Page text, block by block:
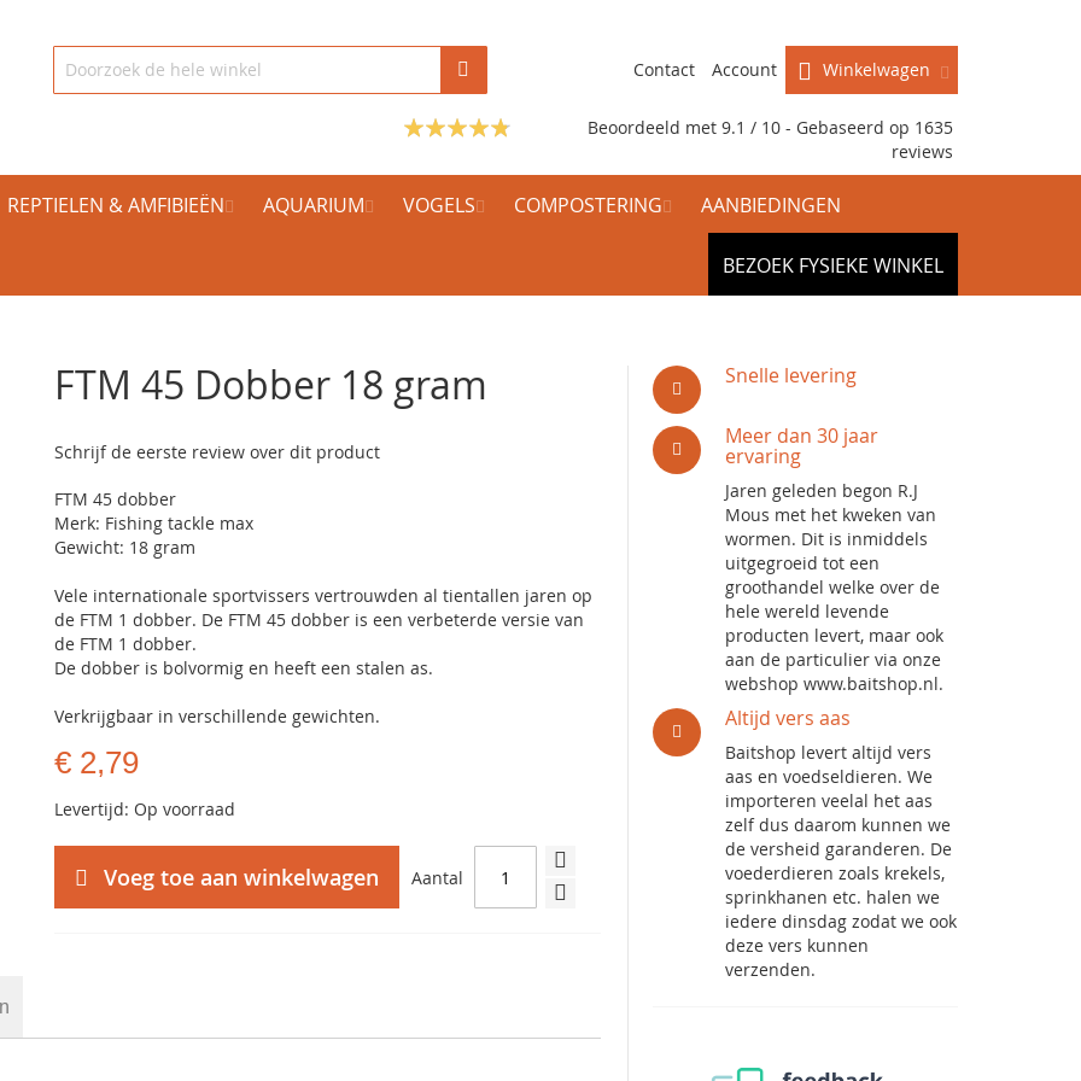
Winkelwagen
Contact Account
Beoordeeld met 9.1 / 10 - Gebaseerd op 1635
reviews
REPTIELEN & AMFIBIEËN AQUARIUM VOGELS COMPOSTERING AANBIEDINGEN
BEZOEK FYSIEKE WINKEL
FTM 45 Dobber 18 gram
Schrijf de eerste review over dit product
FTM 45 dobber
Merk: Fishing tackle max
Gewicht: 18 gram
Vele internationale sportvissers vertrouwden al tientallen jaren op
de FTM 1 dobber. De FTM 45 dobber is een verbeterde versie van
de FTM 1 dobber.
De dobber is bolvormig en heeft een stalen as.
Verkrijgbaar in verschillende gewichten.
€ 2,79
Levertijd: Op voorraad
Aantal
Voeg toe aan winkelwagen
Snelle levering
Meer dan 30 jaar
ervaring
Jaren geleden begon R.J
Mous met het kweken van
wormen. Dit is inmiddels
uitgegroeid tot een
groothandel welke over de
hele wereld levende
producten levert, maar ook
aan de particulier via onze
webshop www.baitshop.nl.
Altijd vers aas
Baitshop levert altijd vers
aas en voedseldieren. We
importeren veelal het aas
zelf dus daarom kunnen we
de versheid garanderen. De
voederdieren zoals krekels,
sprinkhanen etc. halen we
iedere dinsdag zodat we ook
deze vers kunnen
verzenden.